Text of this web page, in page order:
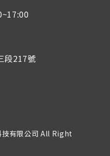
段217號
有限公司 All Right